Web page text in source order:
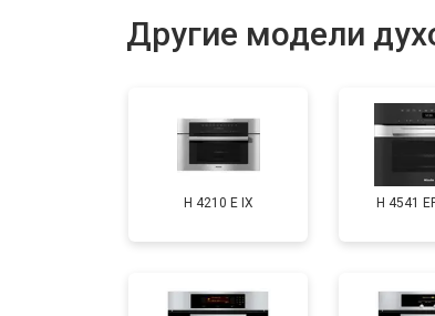
Другие модели
H 4210 E IX H 4541